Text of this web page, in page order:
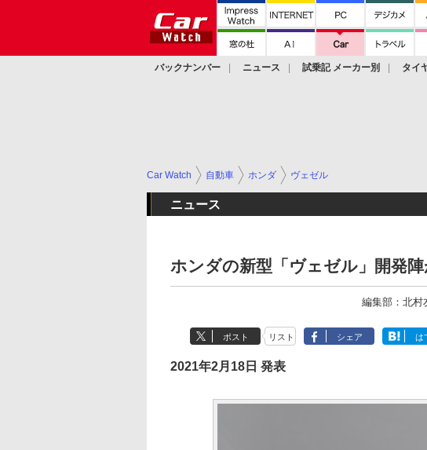
バックナンバー ニュース 試乗記 メーカー別 タイ
Car Watch 自動車 ホンダ ヴェゼル
ニュース
ホンダの新型「ヴェゼル」開発
編集部：北村
ポスト リスト シェア は
2021年2月18日 発表